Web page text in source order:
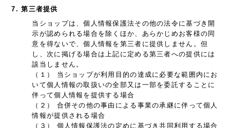
7. 第三者提供
当ショップは、個人情報保護法その他の法令に基づき開
示が認められる場合を除くほか、あらかじめお客様の同
意を得ないで、個人情報を第三者に提供しません。但
し、次に掲げる場合は上記に定める第三者への提供には
該当しません。
（１） 当ショップが利用目的の達成に必要な範囲内にお
いて個人情報の取扱いの全部又は一部を委託することに
伴って個人情報を提供する場合
（２） 合併その他の事由による事業の承継に伴って個人
情報が提供される場合
（３） 個人情報保護法の定めに基づき共同利用する場合